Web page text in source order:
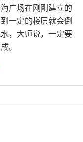
广场在刚刚建立的
一定的楼层就会倒
，大师说，一定要
。